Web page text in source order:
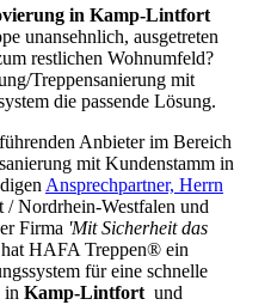
in Kamp-Lintfort
unansehnlich, ausgetreten
restlichen Wohnumfeld?
Treppensanierung mit
die passende Lösung.
Anbieter im Bereich
mit Kundenstamm in
Ansprechpartner, Herrn
Nordrhein-Westfalen und
Firma 'Mit Sicherheit das
HAFA Treppen® ein
für eine schnelle
in Kamp-Lintfort und